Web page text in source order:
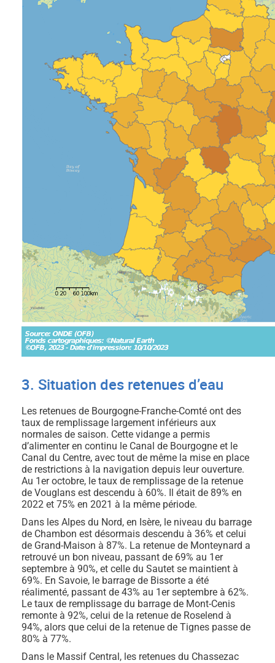
3. Situation des retenues d’eau
Les retenues de Bourgogne-Franche-Comté ont des
taux de remplissage largement inférieurs aux
normales de saison. Cette vidange a permis
d’alimenter en continu le Canal de Bourgogne et le
Canal du Centre, avec tout de même la mise en place
de restrictions à la navigation depuis leur ouverture.
Au 1er octobre, le taux de remplissage de la retenue
de Vouglans est descendu à 60%. Il était de 89% en
2022 et 75% en 2021 à la même période.
Dans les Alpes du Nord, en Isère, le niveau du barrage
de Chambon est désormais descendu à 36% et celui
de Grand-Maison à 87%. La retenue de Monteynard a
retrouvé un bon niveau, passant de 69% au 1er
septembre à 90%, et celle du Sautet se maintient à
69%. En Savoie, le barrage de Bissorte a été
réalimenté, passant de 43% au 1er septembre à 62%.
Le taux de remplissage du barrage de Mont-Cenis
remonte à 92%, celui de la retenue de Roselend à
94%, alors que celui de la retenue de Tignes passe de
80% à 77%.
Dans le Massif Central, les retenues du Chassezac